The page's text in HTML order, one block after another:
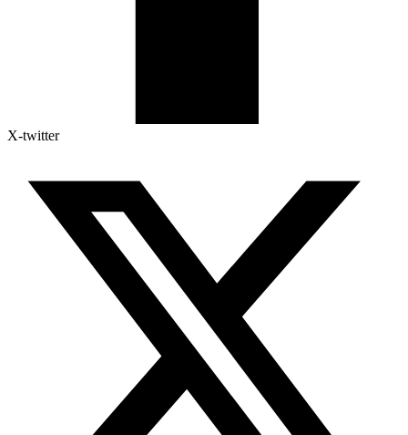
X-twitter